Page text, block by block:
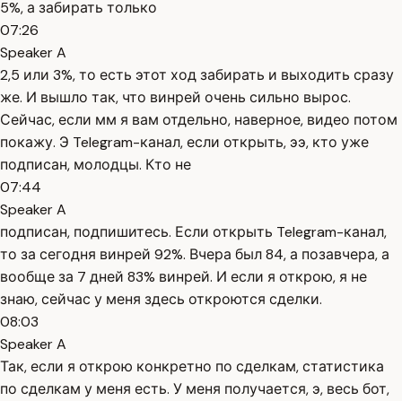
5%, а забирать только
07:26
Speaker A
2,5 или 3%, то есть этот ход забирать и выходить сразу
же. И вышло так, что винрей очень сильно вырос.
Сейчас, если мм я вам отдельно, наверное, видео потом
покажу. Э Telegram-канал, если открыть, ээ, кто уже
подписан, молодцы. Кто не
07:44
Speaker A
подписан, подпишитесь. Если открыть Telegram-канал,
то за сегодня винрей 92%. Вчера был 84, а позавчера, а
вообще за 7 дней 83% винрей. И если я открою, я не
знаю, сейчас у меня здесь откроются сделки.
08:03
Speaker A
Так, если я открою конкретно по сделкам, статистика
по сделкам у меня есть. У меня получается, э, весь бот,